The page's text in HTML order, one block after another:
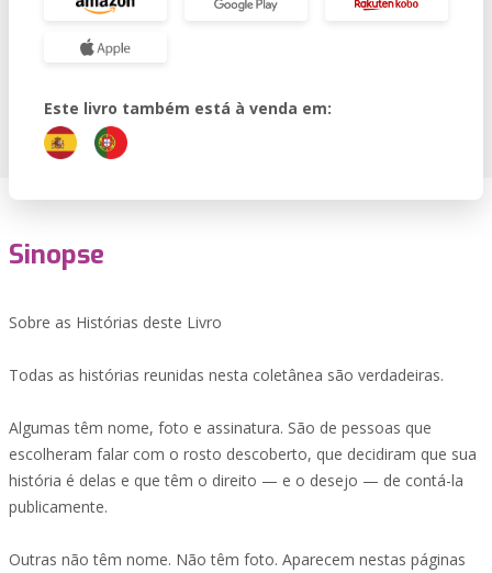
Este livro também está à venda em:
Sinopse
Sobre as Histórias deste Livro
Todas as histórias reunidas nesta coletânea são verdadeiras.
Algumas têm nome, foto e assinatura. São de pessoas que
escolheram falar com o rosto descoberto, que decidiram que sua
história é delas e que têm o direito — e o desejo — de contá-la
publicamente.
Outras não têm nome. Não têm foto. Aparecem nestas páginas